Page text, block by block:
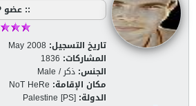
:: عضو VIP ::
تاريخ التسجيل: May 2008
المشاركات: 1836
الجنس: ذكر / Male
مكان الإقامة: NoT HeRe
الدولة: Palestine [PS]